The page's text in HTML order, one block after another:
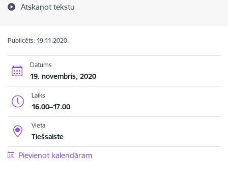
Atskaņot tekstu
Publicēts: 19.11.2020.
Datums
19. novembris, 2020
Laiks
16.00–17.00
Vieta
Tiešsaiste
Pievienot kalendāram